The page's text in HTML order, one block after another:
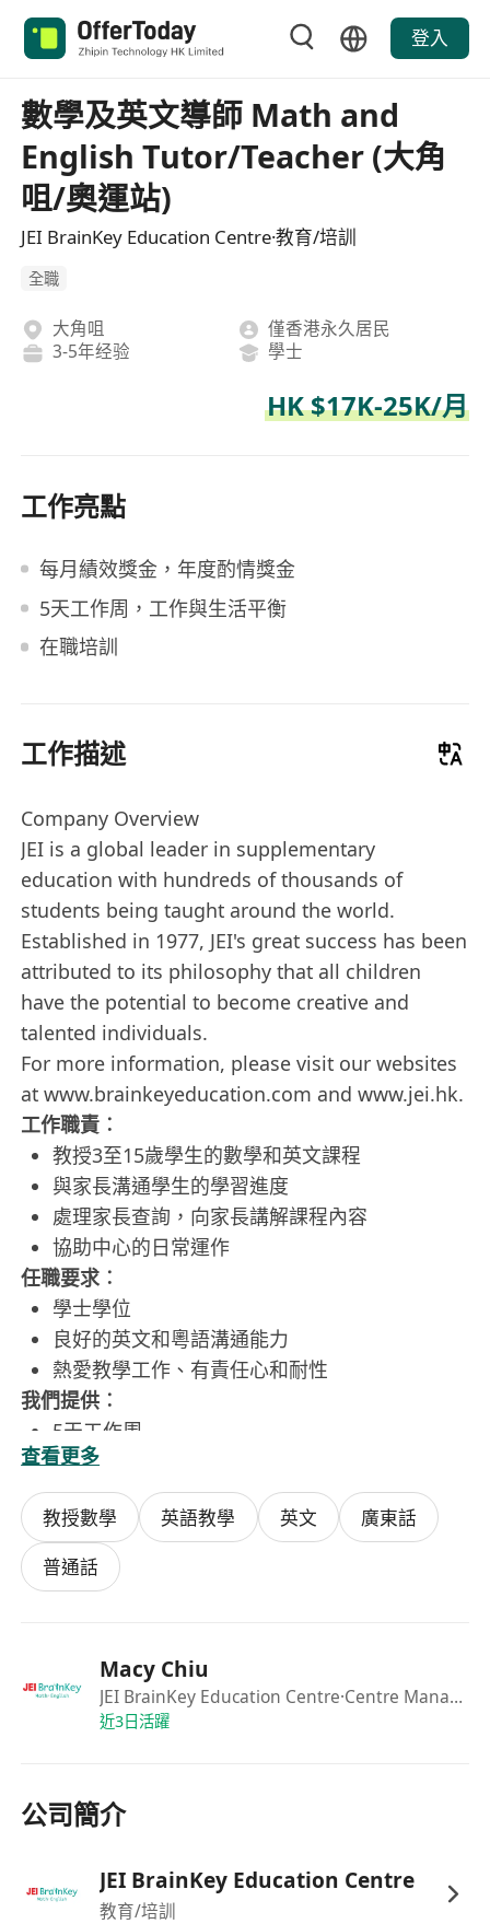
登入
數學及英文導師 Math and
English Tutor/Teacher (大角
咀/奧運站)
JEI BrainKey Education Centre·教育/培訓
全職
大角咀
僅香港永久居民
3-5年经验
學士
HK $17K-25K/月
工作亮點
每月績效獎金，年度酌情獎金
5天工作周，工作與生活平衡
在職培訓
工作描述
Company Overview
JEI is a global leader in supplementary
education with hundreds of thousands of
students being taught around the world.
Established in 1977, JEI's great success has been
attributed to its philosophy that all children
have the potential to become creative and
talented individuals.
For more information, please visit our websites
at www.brainkeyeducation.com and www.jei.hk.
工作職責︰
教授3至15歲學生的數學和英文課程
與家長溝通學生的學習進度
處理家長查詢，向家長講解課程內容
協助中心的日常運作
任職要求︰
學士學位
良好的英文和粵語溝通能力
熱愛教學工作、有責任心和耐性
我們提供︰
5天工作周
在職培訓
每月績效獎金
年度酌情獎金
友善的工作環境
工作與生活平衡
查看更多
教授數學 英語教學 英文
廣東話
普通話
Macy Chiu
JEI BrainKey Education Centre·Centre Manager
近3日活躍
公司簡介
JEI BrainKey Education Centre
教育/培訓